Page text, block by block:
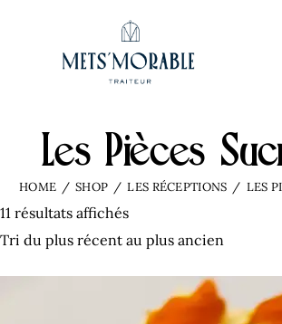
Les Pièces
HOME SHOP LES RÉCEPTIONS LES
11 résultats affichés